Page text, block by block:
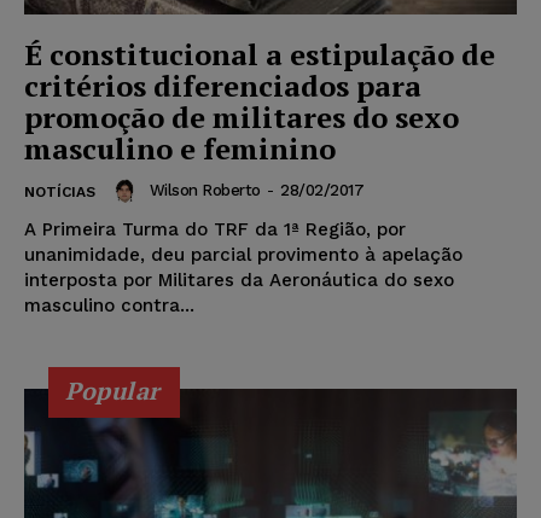
É constitucional a estipulação de
critérios diferenciados para
promoção de militares do sexo
masculino e feminino
NOTÍCIAS Wilson Roberto - 28/02/2017
A Primeira Turma do TRF da 1ª Região, por
unanimidade, deu parcial provimento à apelação
interposta por Militares da Aeronáutica do sexo
masculino contra...
Popular